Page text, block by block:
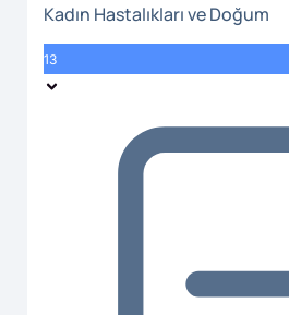
Kadın Hastalıkları ve Doğum
13